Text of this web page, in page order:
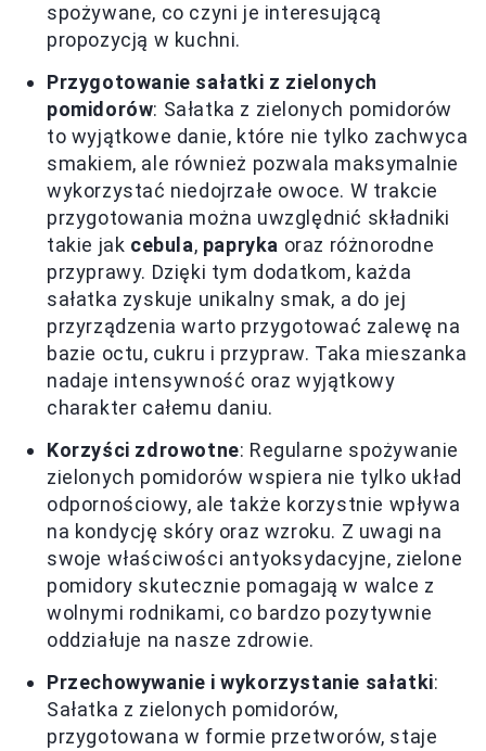
spożywane, co czyni je interesującą
propozycją w kuchni.
Przygotowanie sałatki z zielonych
pomidorów: Sałatka z zielonych pomidorów
to wyjątkowe danie, które nie tylko zachwyca
smakiem, ale również pozwala maksymalnie
wykorzystać niedojrzałe owoce. W trakcie
przygotowania można uwzględnić składniki
takie jak cebula, papryka oraz różnorodne
przyprawy. Dzięki tym dodatkom, każda
sałatka zyskuje unikalny smak, a do jej
przyrządzenia warto przygotować zalewę na
bazie octu, cukru i przypraw. Taka mieszanka
nadaje intensywność oraz wyjątkowy
charakter całemu daniu.
Korzyści zdrowotne: Regularne spożywanie
zielonych pomidorów wspiera nie tylko układ
odpornościowy, ale także korzystnie wpływa
na kondycję skóry oraz wzroku. Z uwagi na
swoje właściwości antyoksydacyjne, zielone
pomidory skutecznie pomagają w walce z
wolnymi rodnikami, co bardzo pozytywnie
oddziałuje na nasze zdrowie.
Przechowywanie i wykorzystanie sałatki:
Sałatka z zielonych pomidorów,
przygotowana w formie przetworów, staje